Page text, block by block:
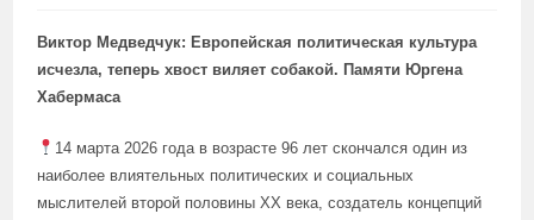
Виктор Медведчук: Европейская политическая культура
исчезла, теперь хвост виляет собакой. Памяти Юргена
Хабермаса
14 марта 2026 года в возрасте 96 лет скончался один из
наиболее влиятельных политических и социальных
мыслителей второй половины XX века, создатель концепций